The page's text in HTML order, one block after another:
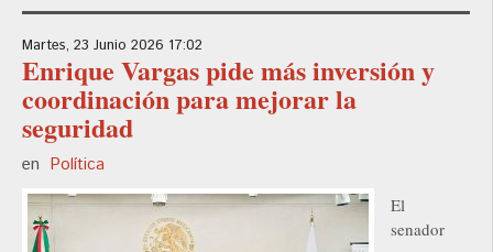
Martes, 23 Junio 2026 17:02
Enrique Vargas pide más inversión y
coordinación para mejorar la
seguridad
en Política
El
senador